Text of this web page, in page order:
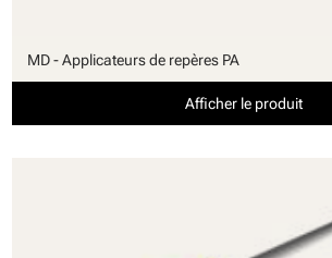
MD - Applicateurs de repères PA
Afficher le produit